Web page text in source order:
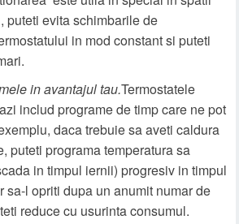
puteti evita schimbarile de
in mod constant si puteti
in avantajul tau.Termostatele
includ programe de timp care ne pot
daca trebuie sa aveti caldura
puteti programa temperatura sa
in timpul iernii) progresiv in timpul
sa-l opriti dupa un anumit numar de
reduce cu usurinta consumul.